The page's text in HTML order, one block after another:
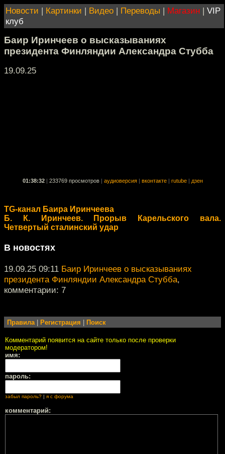
Новости | Картинки | Видео | Переводы | Магазин | VIP
клуб
Баир Иринчеев о высказываниях
президента Финляндии Александра Стубба
19.09.25
01:38:32 233769 просмотров аудиоверсия вконтакте rutube дзен
TG-канал Баира Иринчеева
Б. К. Иринчеев. Прорыв Карельского вала.
Четвертый сталинский удар
В новостях
19.09.25 09:11 Баир Иринчеев о высказываниях
президента Финляндии Александра Стубба,
комментарии: 7
Правила| Регистрация Поиск
Комментарий появится на сайте только после проверки
модератором!
имя:
пароль:
забыл пароль? я с форума
комментарий: